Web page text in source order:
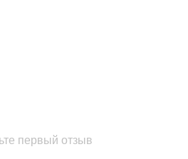
первый отзыв